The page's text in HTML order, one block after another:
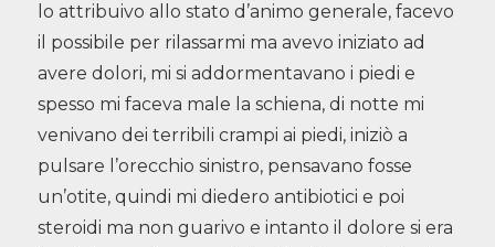
lo attribuivo allo stato d’animo generale, facevo
il possibile per rilassarmi ma avevo iniziato ad
avere dolori, mi si addormentavano i piedi e
spesso mi faceva male la schiena, di notte mi
venivano dei terribili crampi ai piedi, iniziò a
pulsare l’orecchio sinistro, pensavano fosse
un’otite, quindi mi diedero antibiotici e poi
steroidi ma non guarivo e intanto il dolore si era